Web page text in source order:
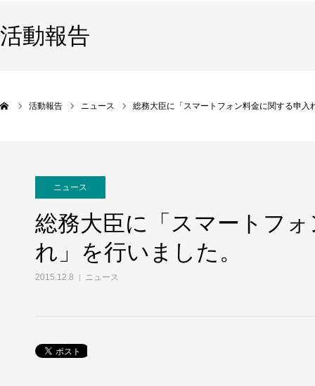
活動報告
活動報告 ニュース 総務大臣に「スマートフォン料金に関する申入
ニュース
総務大臣に「スマートフ
れ」を行いました。
2015.12.8 ニュース